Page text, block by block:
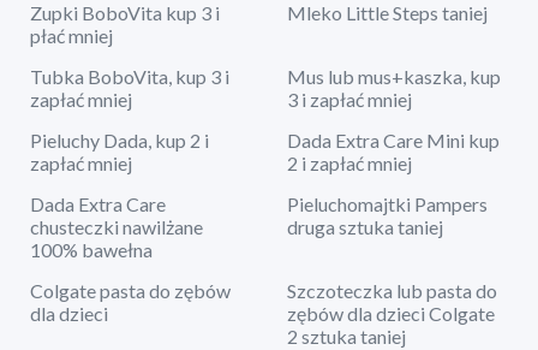
Zupki BoboVita kup 3 i
płać mniej
Mleko Little Steps taniej
Tubka BoboVita, kup 3 i
zapłać mniej
Mus lub mus+kaszka, kup
3 i zapłać mniej
Pieluchy Dada, kup 2 i
zapłać mniej
Dada Extra Care Mini kup
2 i zapłać mniej
Dada Extra Care
chusteczki nawilżane
100% bawełna
Pieluchomajtki Pampers
druga sztuka taniej
Colgate pasta do zębów
dla dzieci
Szczoteczka lub pasta do
zębów dla dzieci Colgate
2 sztuka taniej